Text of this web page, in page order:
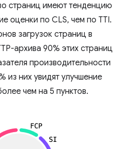
страниц имеют тенденцию
оценки по CLS, чем по TTI.
загрузок страниц в
архива 90% этих страниц
производительности
из них увидят улучшение
чем на 5 пунктов.